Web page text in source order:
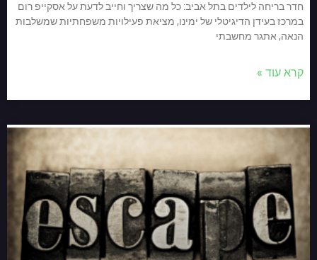
חדר בריחה לילדים בתל אביב: כל מה שצריך וחייב לדעת על אסקייפ רום
במרכז בעידן הדיגיטלי של ימינו, מציאת פעילויות משפחתיות שמשלבות
הנאה, אתגר מחשבתי
קרא עוד »